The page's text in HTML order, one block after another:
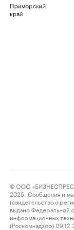
Приморский
край
© ООО
2026. Сообщения и
(свидетельство о
выдано Федеральной
информационных
(Роскомнадзор)